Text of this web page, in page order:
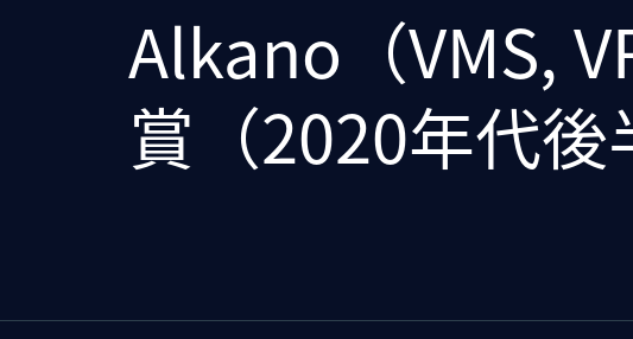
Alkano（VMS,
賞（2020年代後